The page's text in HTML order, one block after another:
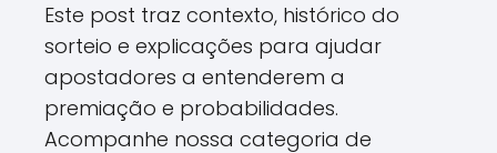
Este post traz contexto, histórico do
sorteio e explicações para ajudar
apostadores a entenderem a
premiação e probabilidades.
Acompanhe nossa categoria de